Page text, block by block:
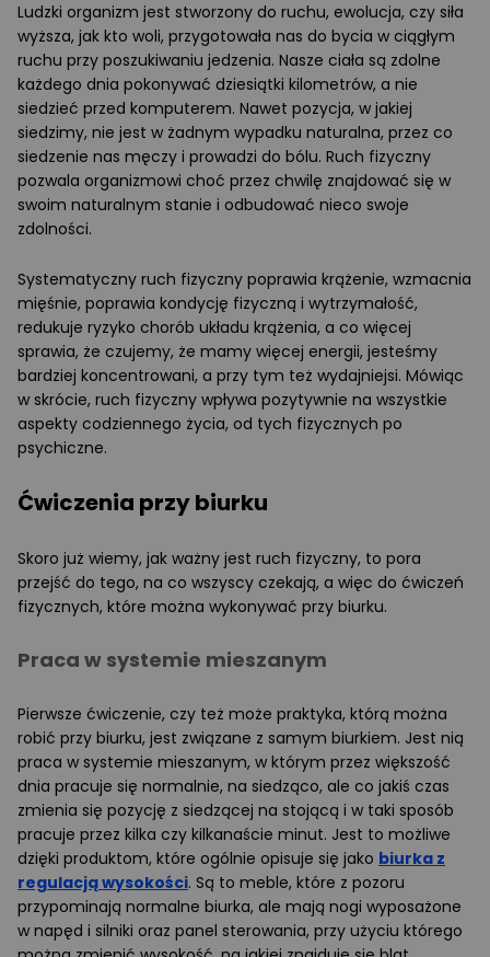
Ludzki organizm jest stworzony do ruchu, ewolucja, czy siła
wyższa, jak kto woli, przygotowała nas do bycia w ciągłym
ruchu przy poszukiwaniu jedzenia. Nasze ciała są zdolne
każdego dnia pokonywać dziesiątki kilometrów, a nie
siedzieć przed komputerem. Nawet pozycja, w jakiej
siedzimy, nie jest w żadnym wypadku naturalna, przez co
siedzenie nas męczy i prowadzi do bólu. Ruch fizyczny
pozwala organizmowi choć przez chwilę znajdować się w
swoim naturalnym stanie i odbudować nieco swoje
zdolności.
Systematyczny ruch fizyczny poprawia krążenie, wzmacnia
mięśnie, poprawia kondycję fizyczną i wytrzymałość,
redukuje ryzyko chorób układu krążenia, a co więcej
sprawia, że czujemy, że mamy więcej energii, jesteśmy
bardziej koncentrowani, a przy tym też wydajniejsi. Mówiąc
w skrócie, ruch fizyczny wpływa pozytywnie na wszystkie
aspekty codziennego życia, od tych fizycznych po
psychiczne.
Ćwiczenia przy biurku
Skoro już wiemy, jak ważny jest ruch fizyczny, to pora
przejść do tego, na co wszyscy czekają, a więc do ćwiczeń
fizycznych, które można wykonywać przy biurku.
Praca w systemie mieszanym
Pierwsze ćwiczenie, czy też może praktyka, którą można
robić przy biurku, jest związane z samym biurkiem. Jest nią
praca w systemie mieszanym, w którym przez większość
dnia pracuje się normalnie, na siedząco, ale co jakiś czas
zmienia się pozycję z siedzącej na stojącą i w taki sposób
pracuje przez kilka czy kilkanaście minut. Jest to możliwe
dzięki produktom, które ogólnie opisuje się jako biurka z
regulacją wysokości. Są to meble, które z pozoru
przypominają normalne biurka, ale mają nogi wyposażone
w napęd i silniki oraz panel sterowania, przy użyciu którego